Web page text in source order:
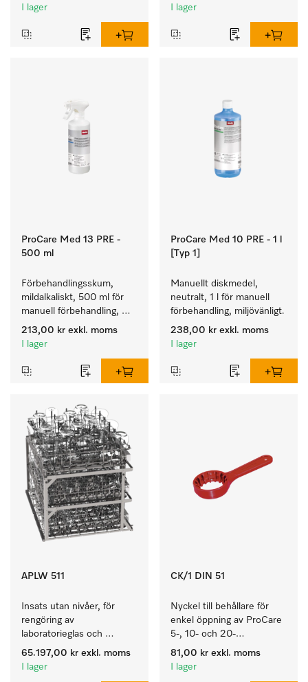
I lager
I lager
ProCare Med 13 PRE -
500 ml
Förbehandlingsskum,
mildalkaliskt, 500 ml för
manuell förbehandling,
enzymatiskt.
213,00 kr exkl. moms
I lager
ProCare Med 10 PRE - 1 l
[Typ 1]
Manuellt diskmedel,
neutralt, 1 l för manuell
förbehandling, miljövänligt.
238,00 kr exkl. moms
I lager
APLW 511
Insats utan nivåer, för
rengöring av
laboratorieglas och
laboratorieutensilier.
65.197,00 kr exkl. moms
I lager
CK/1 DIN 51
Nyckel till behållare för
enkel öppning av ProCare
5-, 10- och 20-
litersbehållare.
81,00 kr exkl. moms
I lager